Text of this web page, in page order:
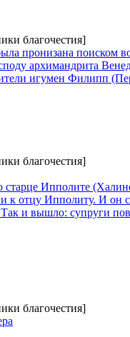
благочестия]
пронизана поиском
архимандрита
игумен Филипп
благочестия]
Ипполите
к отцу Ипполиту. И
и вышло: супруги
благочестия]